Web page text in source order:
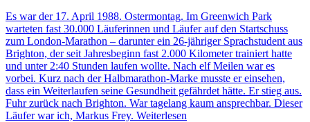
Es war der 17. April 1988. Ostermontag. Im Greenwich Park
warteten fast 30.000 Läuferinnen und Läufer auf den Startschuss
zum London-Marathon – darunter ein 26-jähriger Sprachstudent aus
Brighton, der seit Jahresbeginn fast 2.000 Kilometer trainiert hatte
und unter 2:40 Stunden laufen wollte. Nach elf Meilen war es
vorbei. Kurz nach der Halbmarathon-Marke musste er einsehen,
dass ein Weiterlaufen seine Gesundheit gefährdet hätte. Er stieg aus.
Fuhr zurück nach Brighton. War tagelang kaum ansprechbar. Dieser
Läufer war ich, Markus Frey. Weiterlesen